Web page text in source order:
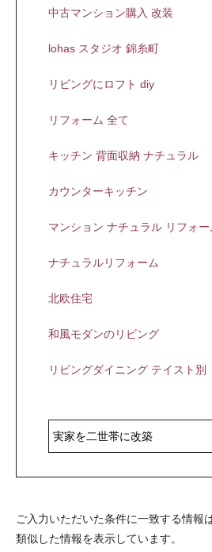
中古マンション購入 改装
lohas スタジオ 錦糸町
リビングにロフト diy
リフォーム 全て
キッチン 背面収納 ナチュラル
カウンターキッチン
マンション ナチュラル リフォー
ナチュラルリフォーム
北欧住宅
和風モダンのリビング
リビングダイニング テイスト別
ご入力いただいた条件に一致する情報
類似した情報を表示しています。